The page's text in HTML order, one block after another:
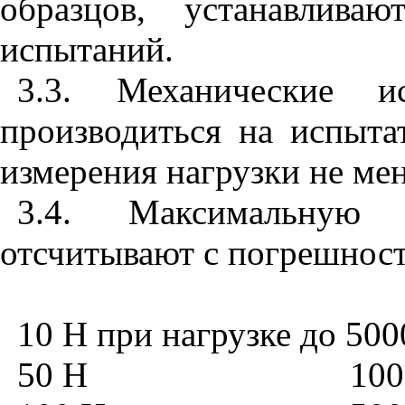
образцов,
испытаний.
3.3. Механические
производиться на
измерения нагрузки не
3.4. Максимальную
отсчитывают с
10 Н при нагрузке до
50 Н